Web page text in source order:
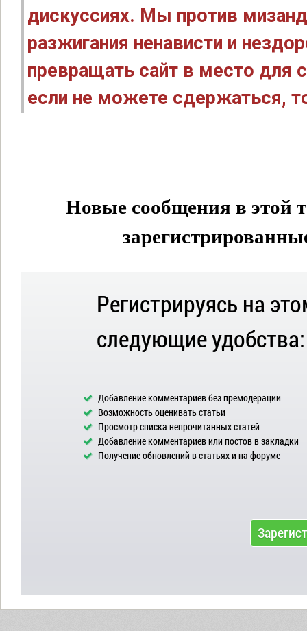
дискуссиях. Мы против
разжигания ненависти и
превращать сайт в место для
если не можете сдержаться,
Новые сообщения в этой
Регистрируясь на
следующие удобства:
Добавление комментариев без премодерации
Возможность оценивать статьи
Просмотр списка непрочитанных статей
Добавление комментариев или постов в закладки
Получение обновлений в статьях и на форуме